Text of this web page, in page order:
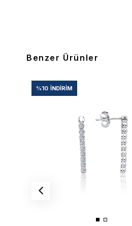
Benzer Ürünler
%10 İNDIRIM